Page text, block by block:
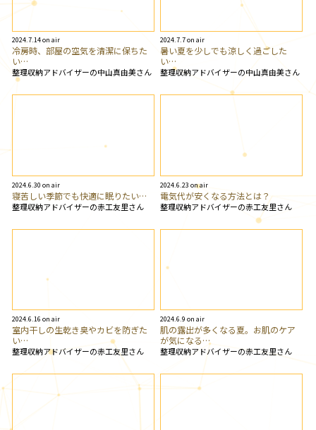
2024.7.14 on air
冷房時、部屋の空気を清潔に保ちた
い…
整理収納アドバイザーの中山真由美さん
2024.7.7 on air
暑い夏を少しでも涼しく過ごした
い…
整理収納アドバイザーの中山真由美さん
2024.6.30 on air
寝苦しい季節でも快適に眠りたい…
整理収納アドバイザーの赤工友里さん
2024.6.23 on air
電気代が安くなる方法とは？
整理収納アドバイザーの赤工友里さん
2024.6.16 on air
室内干しの生乾き臭やカビを防ぎた
い…
整理収納アドバイザーの赤工友里さん
2024.6.9 on air
肌の露出が多くなる夏。お肌のケア
が気になる…
整理収納アドバイザーの赤工友里さん